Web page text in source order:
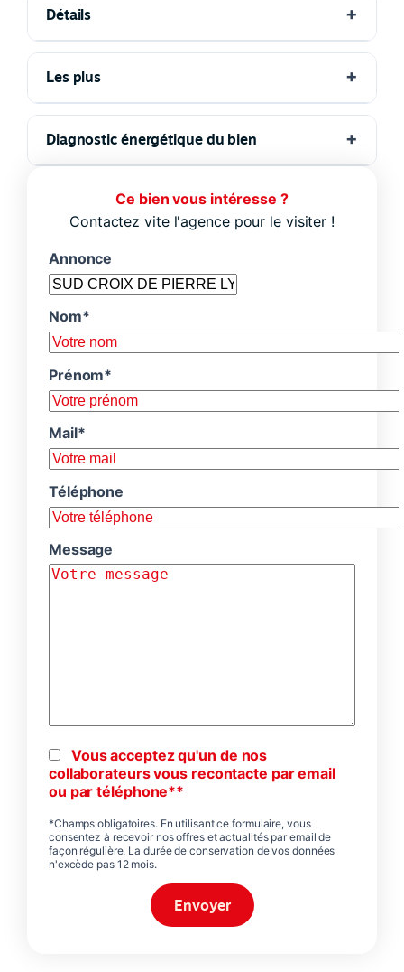
Détails
Les plus
Diagnostic énergétique du bien
Ce bien vous intéresse ?
Contactez vite l'agence pour le visiter !
Annonce
Nom*
Prénom*
Mail*
Téléphone
Message
Vous acceptez qu'un de nos
collaborateurs vous recontacte par email
ou par téléphone**
*Champs obligatoires. En utilisant ce formulaire, vous
consentez à recevoir nos offres et actualités par email de
façon régulière. La durée de conservation de vos données
n'excède pas 12 mois.